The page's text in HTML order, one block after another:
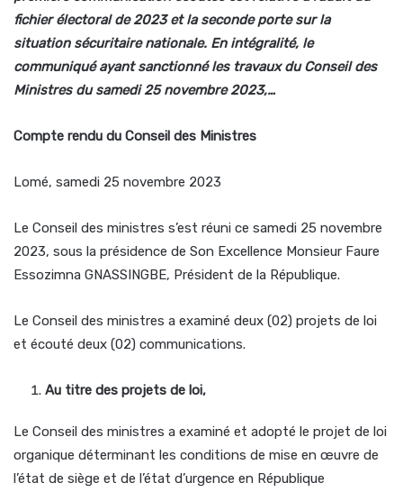
fichier électoral de 2023 et la seconde porte sur la
situation sécuritaire nationale. En intégralité, le
communiqué ayant sanctionné les travaux du Conseil des
Ministres du samedi 25 novembre 2023,…
Compte rendu du Conseil des Ministres
Lomé, samedi 25 novembre 2023
Le Conseil des ministres s’est réuni ce samedi 25 novembre
2023, sous la présidence de Son Excellence Monsieur Faure
Essozimna GNASSINGBE, Président de la République.
Le Conseil des ministres a examiné deux (02) projets de loi
et écouté deux (02) communications.
Au titre des projets de loi,
Le Conseil des ministres a examiné et adopté le projet de loi
organique déterminant les conditions de mise en œuvre de
l’état de siège et de l’état d’urgence en République